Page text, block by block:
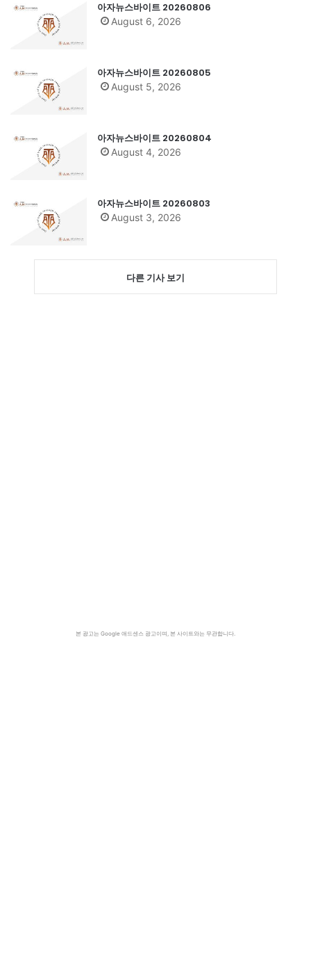
아자뉴스바이트 20260806
August 6, 2026
아자뉴스바이트 20260805
August 5, 2026
아자뉴스바이트 20260804
August 4, 2026
아자뉴스바이트 20260803
August 3, 2026
다른 기사 보기
본 광고는 Google 애드센스 광고이며, 본 사이트와는 무관합니다.